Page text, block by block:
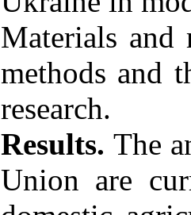
Materials and
methods and
research.
Results.The
Union are